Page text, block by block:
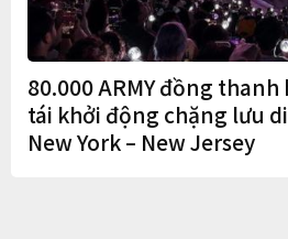
80.000 ARMY đồng
tái khởi động chặng lưu
New York – New Jersey